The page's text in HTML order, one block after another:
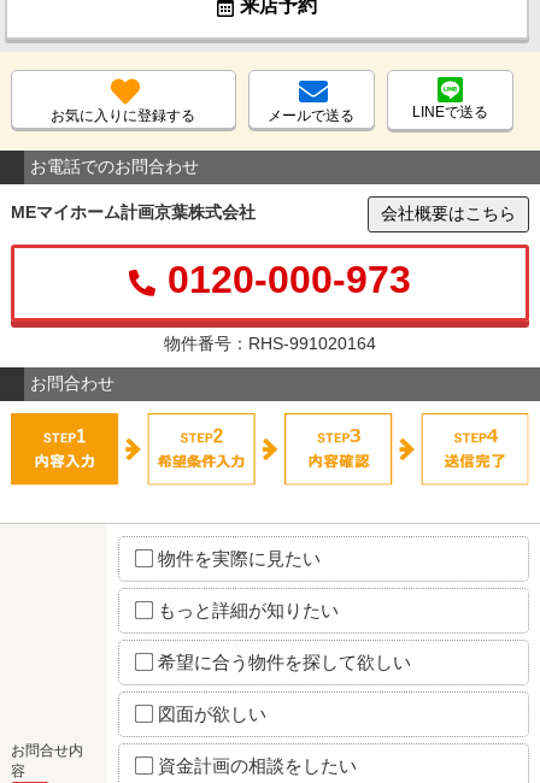
来店予約
お気に入りに登録する メールで送る LINEで送る
お電話でのお問合わせ
MEマイホーム計画京葉株式会社 会社概要はこちら
0120-000-973
物件番号：RHS-991020164
お問合わせ
お問合せ内
容
物件を実際に見たい
もっと詳細が知りたい
希望に合う物件を探して欲しい
図面が欲しい
資金計画の相談をしたい